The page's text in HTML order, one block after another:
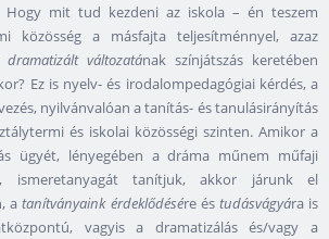
Hogy mit tud kezdeni az iskola – én teszem
közösség a másfajta teljesítménnyel, azaz
dramatizált változatának színjátszás keretében
Ez is nyelv- és irodalompedagógiai kérdés, a
nyilvánvalóan a tanítás- és tanulásirányítás
és iskolai közösségi szinten. Amikor a
ügyét, lényegében a dráma műnem műfaji
ismeretanyagát tanítjuk, akkor járunk el
atanítványaink érdeklődésére és tudásvágyára is
vagyis a dramatizálás és/vagy a